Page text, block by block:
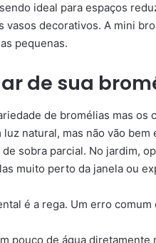
ideal para espaços
vasos decorativos. A mini
pequenas.
de sua
de bromélias mas os
natural, mas não vão
sobra parcial. No jardim,
muito perto da janela ou
é a rega. Um erro comum
pouco de água diretamente